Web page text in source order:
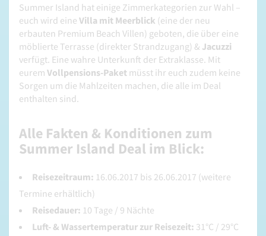
Summer Island hat einige Zimmerkategorien zur Wahl –
euch wird eine Villa mit Meerblick (eine der neu
erbauten Premium Beach Villen) geboten, die über eine
möblierte Terrasse (direkter Strandzugang) & Jacuzzi
verfügt. Eine wahre Unterkunft der Extraklasse. Mit
eurem Vollpensions-Paket müsst ihr euch zudem keine
Sorgen um die Mahlzeiten machen, die alle im Deal
enthalten sind.
Alle Fakten & Konditionen zum
Summer Island Deal im Blick:
Reisezeitraum: 16.06.2017 bis 26.06.2017 (weitere
Termine erhältlich)
Reisedauer: 10 Tage / 9 Nächte
Luft- & Wassertemperatur zur Reisezeit: 31°C / 29°C